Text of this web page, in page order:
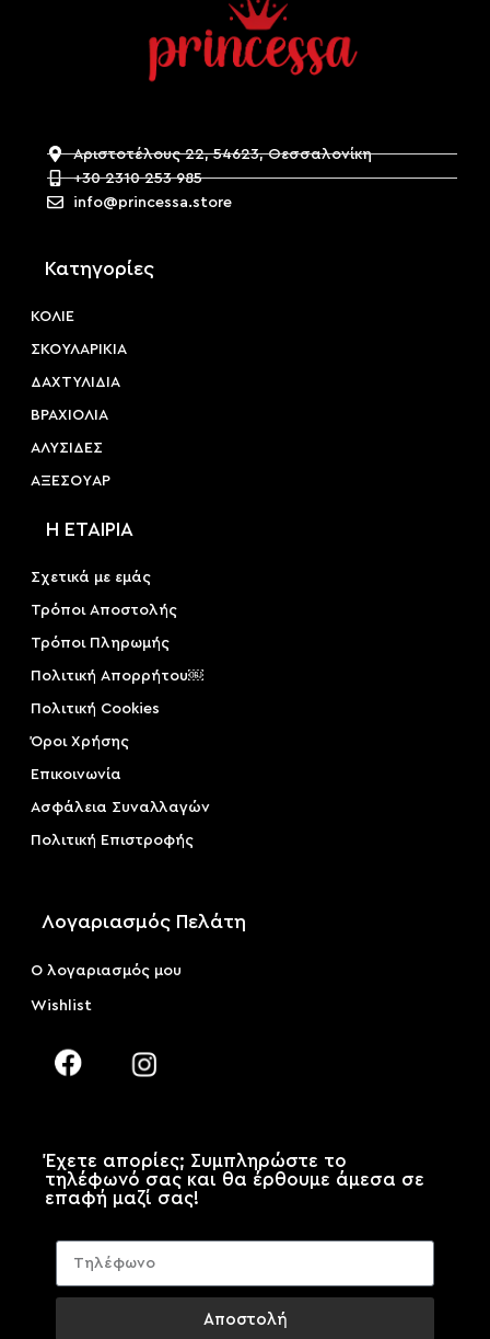
Αριστοτέλους 22, 54623, Θεσσαλονίκη
+30 2310 253 985
info@princessa.store
Κατηγορίες
ΚΟΛΙΕ
ΣΚΟΥΛΑΡΙΚΙΑ
ΔΑΧΤΥΛΙΔΙΑ
ΒΡΑΧΙΟΛΙΑ
ΑΛΥΣΙΔΕΣ
ΑΞΕΣΟΥAΡ
Η ΕΤΑΙΡΙΑ
Σχετικά με εμάς
Τρόποι Αποστολής
Τρόποι Πληρωμής
Πολιτική Απορρήτου￼
Πολιτική Cookies
Όροι Χρήσης
Επικοινωνία
Ασφάλεια Συναλλαγών
Πολιτική Επιστροφής
Λογαριασμός Πελάτη
Ο λογαριασμός μου
Wishlist
Έχετε απορίες; Συμπληρώστε το
τηλέφωνό σας και θα έρθουμε άμεσα σε
επαφή μαζί σας!
Αποστολή